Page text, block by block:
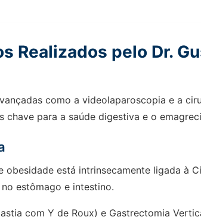
Realizados pelo Dr.
como a videolaparoscopia e a
para a saúde digestiva e o
está intrinsecamente ligada à
estômago e intestino.
com Y de Roux) e Gastrectomia